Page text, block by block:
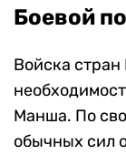
Боевой
Войска стран
Манша. По
обычных сил